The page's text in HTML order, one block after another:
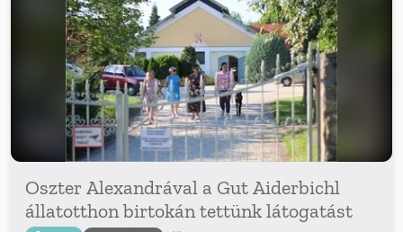
Oszter Alexandrával a Gut Aiderbichl
állatotthon birtokán tettünk látogatást